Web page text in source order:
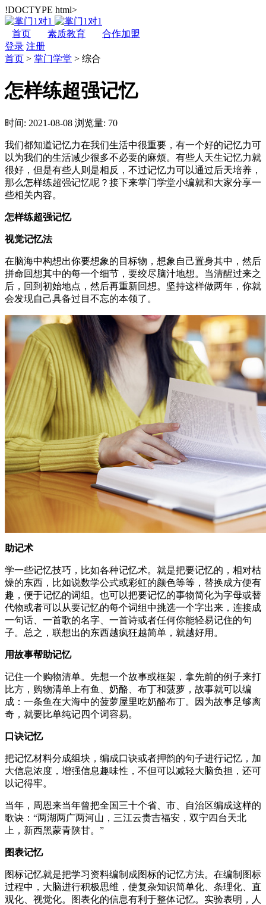
!DOCTYPE html>
首页 素质教育
合作加盟
登录 注册
首页 > 掌门学堂 > 综合
怎样练超强记忆
时间: 2021-08-08 浏览量: 70
我们都知道记忆力在我们生活中很重要，有一个好的记忆力可
以为我们的生活减少很多不必要的麻烦。有些人天生记忆力就
很好，但是有些人则是相反，不过记忆力可以通过后天培养，
那么怎样练超强记忆呢？接下来掌门学堂小编就和大家分享一
些相关内容。
怎样练超强记忆
视觉记忆法
在脑海中构想出你要想象的目标物，想象自己置身其中，然后
拼命回想其中的每一个细节，要绞尽脑汁地想。当清醒过来之
后，回到初始地点，然后再重新回想。坚持这样做两年，你就
会发现自己具备过目不忘的本领了。
助记术
学一些记忆技巧，比如各种记忆术。就是把要记忆的，相对枯
燥的东西，比如说数学公式或彩虹的颜色等等，替换成方便有
趣，便于记忆的词组。也可以把要记忆的事物简化为字母或替
代物或者可以从要记忆的每个词组中挑选一个字出来，连接成
一句话、一首歌的名字、一首诗或者任何你能轻易记住的句
子。总之，联想出的东西越疯狂越简单，就越好用。
用故事帮助记忆
记住一个购物清单。先想一个故事或框架，拿先前的例子来打
比方，购物清单上有鱼、奶酪、布丁和菠萝，故事就可以编
成：一条鱼在大海中的菠萝屋里吃奶酪布丁。因为故事足够离
奇，就要比单纯记四个词容易。
口诀记忆
把记忆材料分成组块，编成口诀或者押韵的句子进行记忆，加
大信息浓度，增强信息趣味性，不但可以减轻大脑负担，还可
以记得牢。
当年，周恩来当年曾把全国三十个省、市、自治区编成这样的
歌诀：“两湖两广两河山，三江云贵吉福安，双宁四台天北
上，新西黑蒙青陕甘。”
图表记忆
图标记忆就是把学习资料编制成图标的记忆方法。在编制图标
过程中，大脑进行积极思维，使复杂知识简单化、条理化、直
观化、视觉化。图表化的信息有利于整体记忆。实验表明，人